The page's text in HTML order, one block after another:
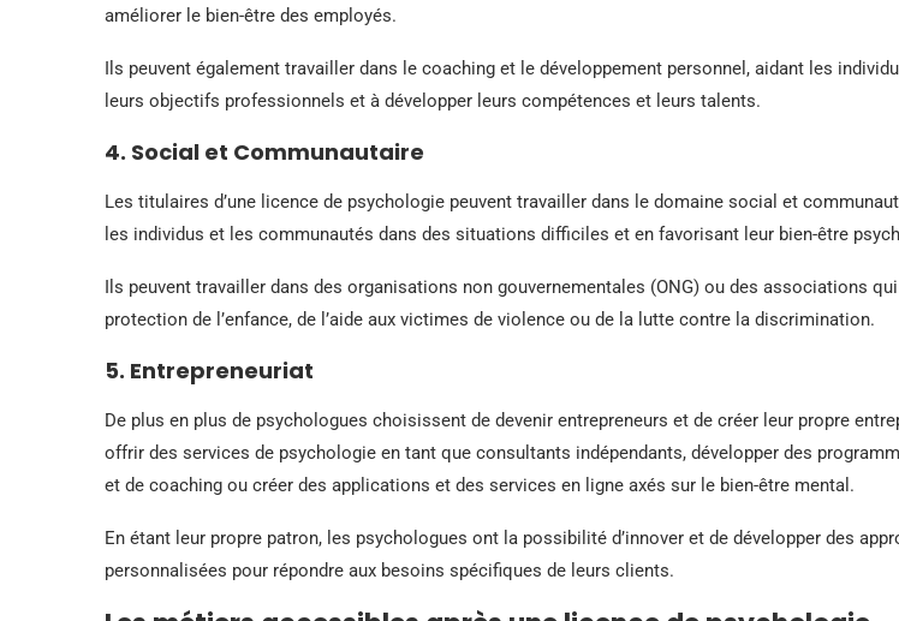
améliorer le bien-être des employés.
Ils peuvent également travailler dans le coaching et le développement personnel, aidant les
leurs objectifs professionnels et à développer leurs compétences et leurs talents.
4. Social et Communautaire
Les titulaires d’une licence de psychologie peuvent travailler dans le domaine social et
les individus et les communautés dans des situations difficiles et en favorisant leur bien-être
Ils peuvent travailler dans des organisations non gouvernementales (ONG) ou des associations qui
protection de l’enfance, de l’aide aux victimes de violence ou de la lutte contre la discrimination.
5. Entrepreneuriat
De plus en plus de psychologues choisissent de devenir entrepreneurs et de créer leur propre
offrir des services de psychologie en tant que consultants indépendants, développer des
et de coaching ou créer des applications et des services en ligne axés sur le bien-être mental.
En étant leur propre patron, les psychologues ont la possibilité d’innover et de développer des
personnalisées pour répondre aux besoins spécifiques de leurs clients.